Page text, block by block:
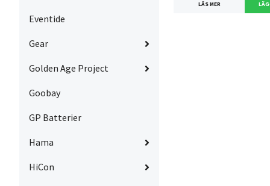
Eventide
Gear
Golden Age Project
Goobay
GP Batterier
Hama
HiCon
LÄS MER